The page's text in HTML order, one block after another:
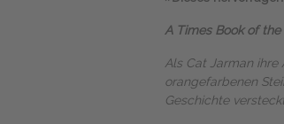
A Times Book of the
Als Cat Jarman
orangefarbenen
Geschichte